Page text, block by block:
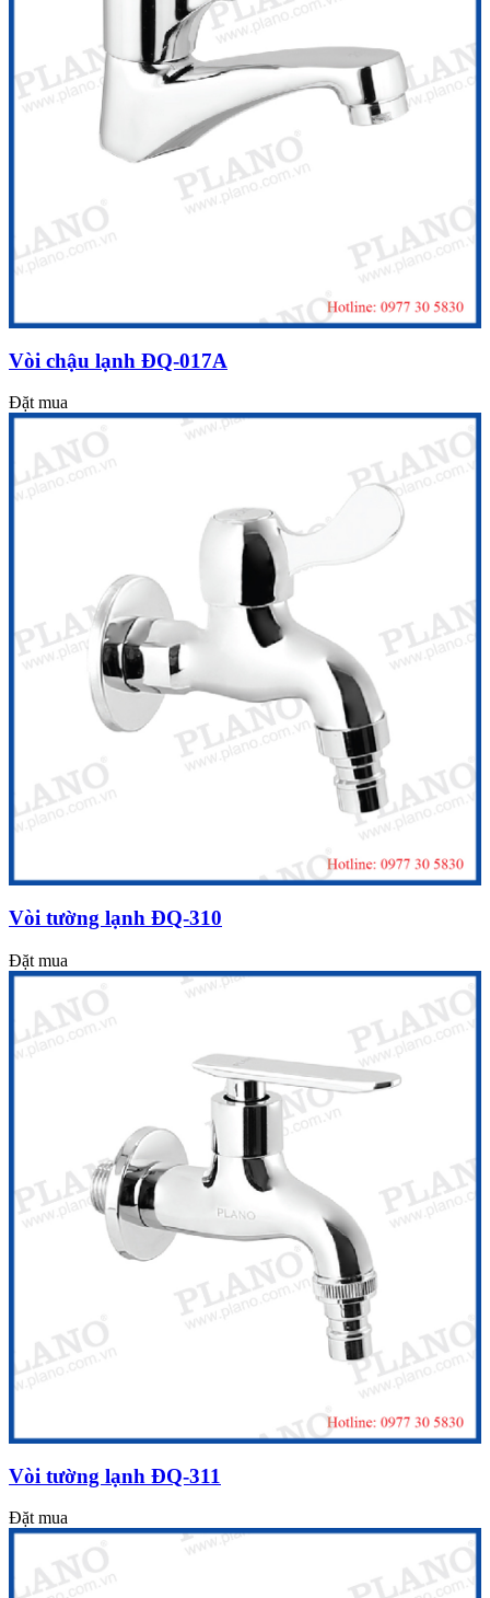
Vòi chậu lạnh ĐQ-017A
Đặt mua
Vòi tường lạnh ĐQ-310
Đặt mua
Vòi tường lạnh ĐQ-311
Đặt mua